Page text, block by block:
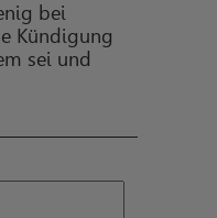
bei
Kündigung
sei und